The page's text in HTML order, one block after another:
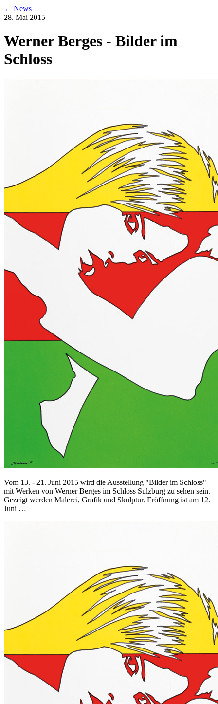
← News
28. Mai 2015
Werner Berges - Bilder im
Schloss
Vom 13. - 21. Juni 2015 wird die Ausstellung "Bilder im Schloss"
mit Werken von Werner Berges im Schloss Sulzburg zu sehen sein.
Gezeigt werden Malerei, Grafik und Skulptur. Eröffnung ist am 12.
Juni …